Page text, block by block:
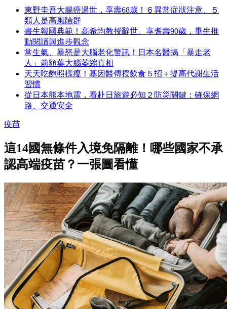
東野圭吾大腸癌過世，享壽68歲！６異常症狀注意、５
類人是高風險群
書生報國典範！高希均教授辭世、享耆壽90歲，畢生推
動閱讀與進步觀念
常生氣、暴怒是大腦老化警訊！日本名醫揭「暴走老
人」前額葉大腦萎縮真相
天天吃飽照樣瘦！基因醫傳授飲食５招＋提高代謝生活
習慣
從日本熊本地震，看赴日旅遊必知２防災關鍵：確保網
路、交通安全
疫苗
這14國無條件入境免隔離！哪些國家不承
認高端疫苗？一張圖看懂